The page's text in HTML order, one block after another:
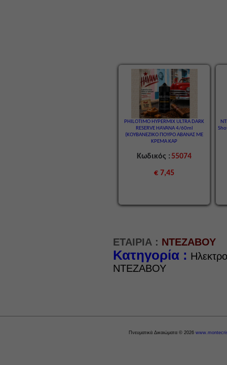
PHILOTIMO HYPERMIX ULTRA DARK
RESERVE HAVANA 4/60ml
(ΚΟΥΒΑΝΕΖΙΚΟ ΠΟΥΡΟ ΑΒΑΝΑΣ ΜΕ
ΚΡΕΜΑ ΚΑΡ
Κωδικός :55074
€ 7,45
ΕΤΑΙΡΙΑ : ΝΤΕΖΑΒΟΥ
Κατηγορία :
ΝΤΕΖΑΒΟΥ
Πνευματικά Δικαιώματα © 2026